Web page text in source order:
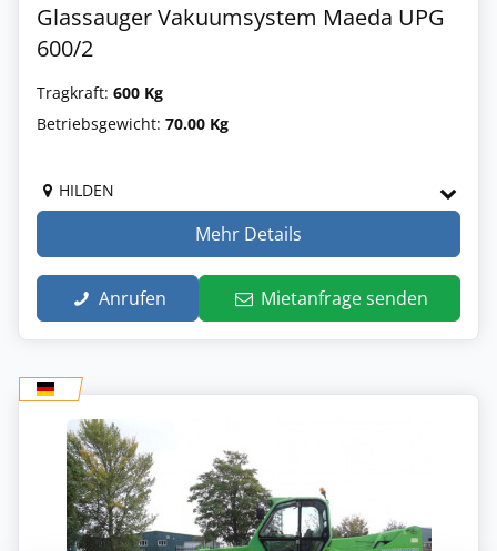
Glassauger Vakuumsystem Maeda UPG
600/2
Tragkraft: 600 Kg
Betriebsgewicht: 70.00 Kg
HILDEN
Mehr Details
Anrufen Mietanfrage senden